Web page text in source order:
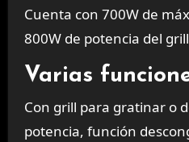
Cuenta con 700W de
800W de potencia del
Varias
Con grill para gratinar o
potencia, función